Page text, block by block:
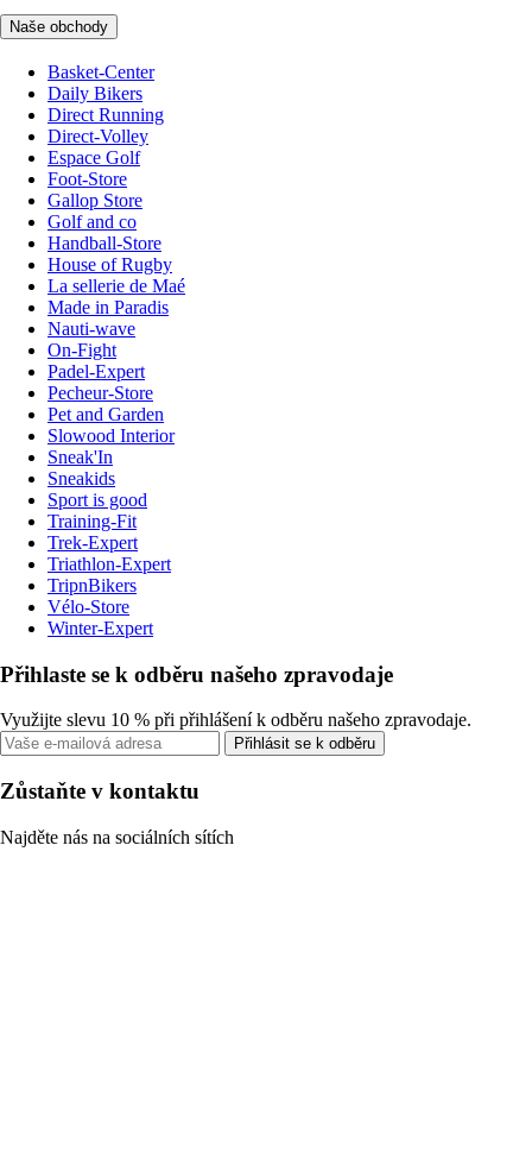
Naše obchody
Basket-Center
Daily Bikers
Direct Running
Direct-Volley
Espace Golf
Foot-Store
Gallop Store
Golf and co
Handball-Store
House of Rugby
La sellerie de Maé
Made in Paradis
Nauti-wave
On-Fight
Padel-Expert
Pecheur-Store
Pet and Garden
Slowood Interior
Sneak'In
Sneakids
Sport is good
Training-Fit
Trek-Expert
Triathlon-Expert
TripnBikers
Vélo-Store
Winter-Expert
Přihlaste se k odběru našeho zpravodaje
Využijte slevu 10 % při přihlášení k odběru našeho zpravodaje.
Přihlásit se k odběru
Zůstaňte v kontaktu
Najděte nás na sociálních sítích